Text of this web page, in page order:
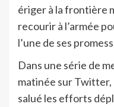
ériger à la frontière
recourir à l’armée
l’une de ses
Dans une série de
matinée sur Twitter,
salué les efforts